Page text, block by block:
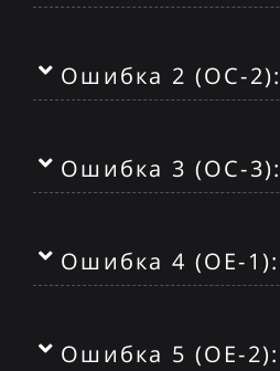
Ошибка 2 (OC-
Ошибка 3 (OC-
Ошибка 4 (OE-
Ошибка 5 (OE-